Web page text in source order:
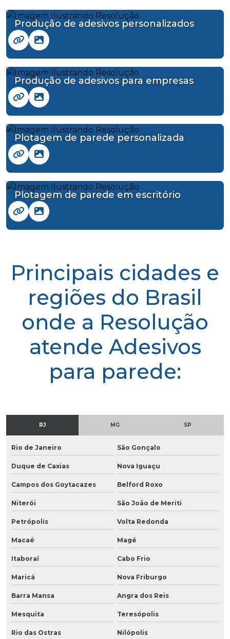
Produção de adesivos personalizados
Produção de adesivos para empresas
Plotagem de parede personalizada
Plotagem de parede em escritório
Principais cidades e
regiões do Brasil
onde a Resolução
atende Adesivos
para parede:
RJ MG SP
Rio de Janeiro São Gonçalo
Duque de Caxias Nova Iguaçu
Campos dos Goytacazes Belford Roxo
Niterói São João de Meriti
Petrópolis Volta Redonda
Macaé Magé
Itaboraí Cabo Frio
Maricá Nova Friburgo
Barra Mansa Angra dos Reis
Mesquita Teresópolis
Rio das Ostras Nilópolis